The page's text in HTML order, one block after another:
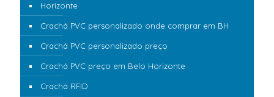
Horizonte
Crachá PVC personalizado onde comprar em BH
Crachá PVC personalizado preço
Crachá PVC preço em Belo Horizonte
Crachá RFID